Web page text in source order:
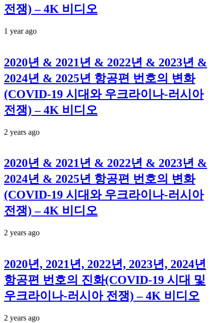
전쟁) – 4K 비디오
1 year ago
2020년 & 2021년 & 2022년 & 2023년 &
2024년 & 2025년 항공편 번호의 변화
(COVID-19 시대와 우크라이나-러시아
전쟁) – 4K 비디오
2 years ago
2020년 & 2021년 & 2022년 & 2023년 &
2024년 & 2025년 항공편 번호의 변화
(COVID-19 시대와 우크라이나-러시아
전쟁) – 4K 비디오
2 years ago
2020년, 2021년, 2022년, 2023년, 2024년
항공편 번호의 진화(COVID-19 시대 및
우크라이나-러시아 전쟁) – 4K 비디오
2 years ago